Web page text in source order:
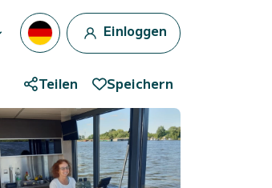
Einloggen
Teilen Speichern